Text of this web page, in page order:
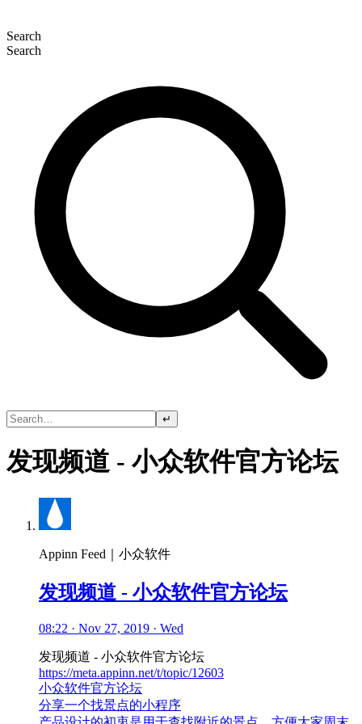
Search
Search
↵
发现频道 - 小众软件官方论坛
Appinn Feed｜小众软件
发现频道 - 小众软件官方论坛
08:22 · Nov 27, 2019 · Wed
发现频道 - 小众软件官方论坛
https://meta.appinn.net/t/topic/12603
小众软件官方论坛
分享一个找景点的小程序